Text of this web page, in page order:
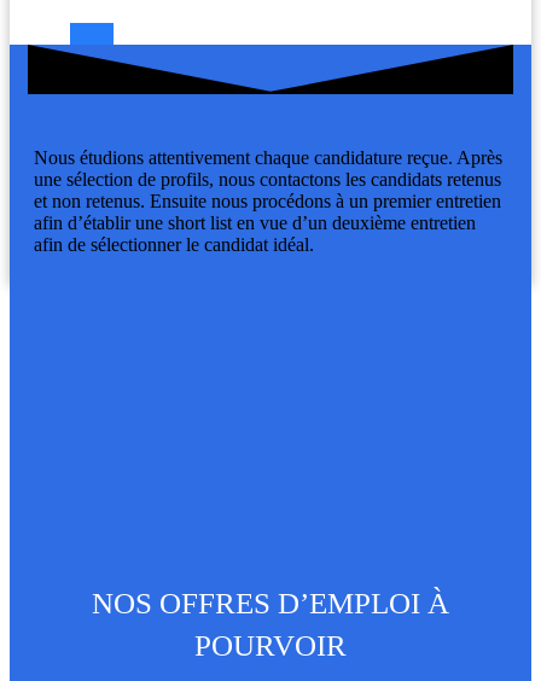
Nous étudions attentivement chaque candidature reçue. Après
une sélection de profils, nous contactons les candidats retenus
et non retenus. Ensuite nous procédons à un premier entretien
afin d’établir une short list en vue d’un deuxième entretien
afin de sélectionner le candidat idéal.
NOS OFFRES D’EMPLOI À
POURVOIR